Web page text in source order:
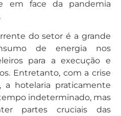
em face da pandemia
do setor é a grande
de energia nos
para a execução e
Entretanto, com a crise
a hotelaria praticamente
indeterminado, mas
partes cruciais das